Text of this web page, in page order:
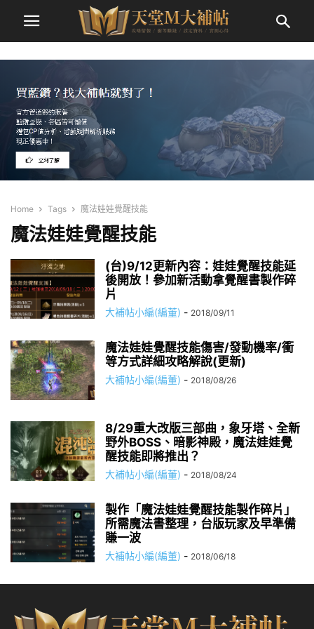
Home Tags 魔法娃娃覺醒技能
魔法娃娃覺醒技能
(台)9/12更新內容：娃娃覺醒技能延
後開放！參加新活動拿覺醒書製作碎
片
大補帖小編(編董) - 2018/09/11
魔法娃娃覺醒技能傷害/發動機率/衝
等方式詳細攻略解說(更新)
大補帖小編(編董) - 2018/08/26
8/29重大改版三部曲，象牙塔、全新
野外BOSS、暗影神殿，魔法娃娃覺
醒技能即將推出？
大補帖小編(編董) - 2018/08/24
製作「魔法娃娃覺醒技能製作碎片」
所需魔法書整理，台版玩家及早準備
賺一波
大補帖小編(編董) - 2018/06/18